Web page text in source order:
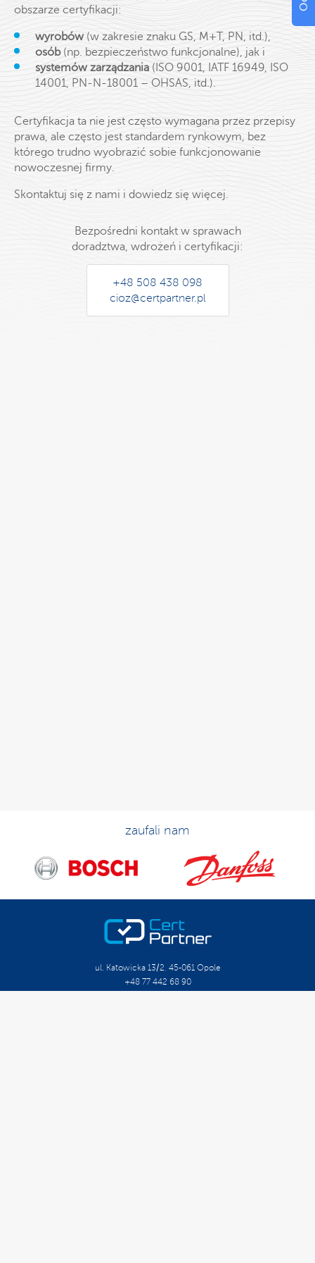
obszarze certyfikacji:
wyrobów(w zakresie znaku GS, M+T, PN, itd.),
osób(np. bezpieczeństwo funkcjonalne), jak i
systemów zarządzania (ISO 9001, IATF 16949, ISO
14001, PN-N-18001 – OHSAS, itd.).
Certyfikacja ta nie jest często wymagana przez przepisy
prawa, ale często jest standardem rynkowym, bez
którego trudno wyobrazić sobie funkcjonowanie
nowoczesnej firmy.
Skontaktuj się z nami i dowiedz się więcej.
Bezpośredni kontakt w sprawach
doradztwa, wdrożeń i certyfikacji:
+48 508 438 098
cioz@certpartner.pl
zaufali nam
ul. Katowicka 13/2, 45-061 Opole
+48 77 442 68 90